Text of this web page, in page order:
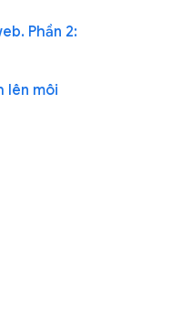
Phần 2:
lên môi